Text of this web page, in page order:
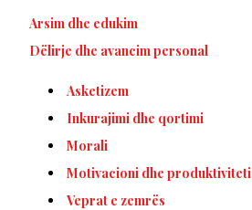
Arsim dhe edukim
Dëlirje dhe avancim personal
Asketizem
Inkurajimi dhe qortimi
Morali
Motivacioni dhe produktiviteti
Veprat e zemrës